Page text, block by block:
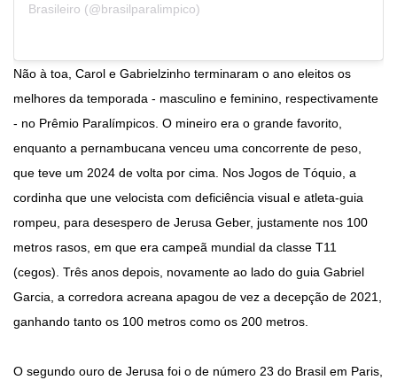
Brasileiro (@brasilparalimpico)
Não à toa, Carol e Gabrielzinho terminaram o ano eleitos os
melhores da temporada - masculino e feminino, respectivamente
- no Prêmio Paralímpicos. O mineiro era o grande favorito,
enquanto a pernambucana venceu uma concorrente de peso,
que teve um 2024 de volta por cima. Nos Jogos de Tóquio, a
cordinha que une velocista com deficiência visual e atleta-guia
rompeu, para desespero de Jerusa Geber, justamente nos 100
metros rasos, em que era campeã mundial da classe T11
(cegos). Três anos depois, novamente ao lado do guia Gabriel
Garcia, a corredora acreana apagou de vez a decepção de 2021,
ganhando tanto os 100 metros como os 200 metros.
O segundo ouro de Jerusa foi o de número 23 do Brasil em Paris,